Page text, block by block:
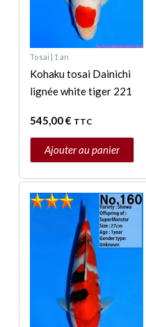
Tosai | 1 an
Kohaku tosai Dainichi
lignée white tiger 221
545,00€ TTC
Ajouter au panier